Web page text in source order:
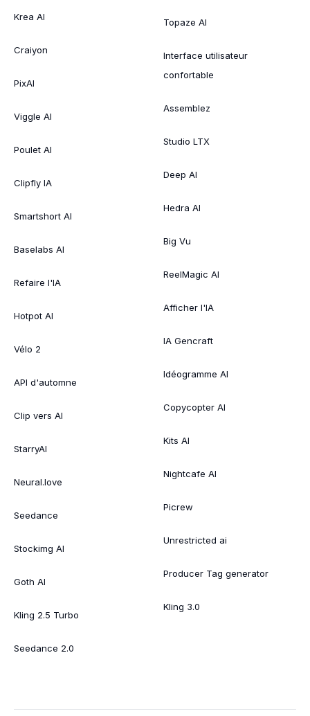
Krea AI
Craiyon
PixAI
Viggle AI
Poulet AI
Clipfly IA
Smartshort AI
Baselabs AI
Refaire l'IA
Hotpot AI
Vélo 2
API d'automne
Clip vers AI
StarryAI
Neural.love
Seedance
Stockimg AI
Goth AI
Kling 2.5 Turbo
Seedance 2.0
Topaze AI
Interface utilisateur
confortable
Assemblez
Studio LTX
Deep AI
Hedra AI
Big Vu
ReelMagic AI
Afficher l'IA
IA Gencraft
Idéogramme AI
Copycopter AI
Kits AI
Nightcafe AI
Picrew
Unrestricted ai
Producer Tag generator
Kling 3.0